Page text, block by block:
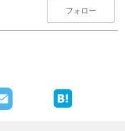
フォロー